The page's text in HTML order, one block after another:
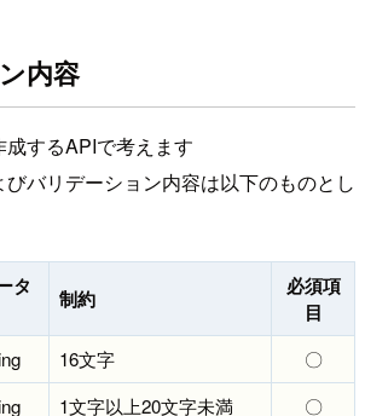
内容
するAPIで考えます
バリデーション内容は以下のものとし
タ
制約
必須項
目
16文字
〇
1文字以上20文字未満
〇